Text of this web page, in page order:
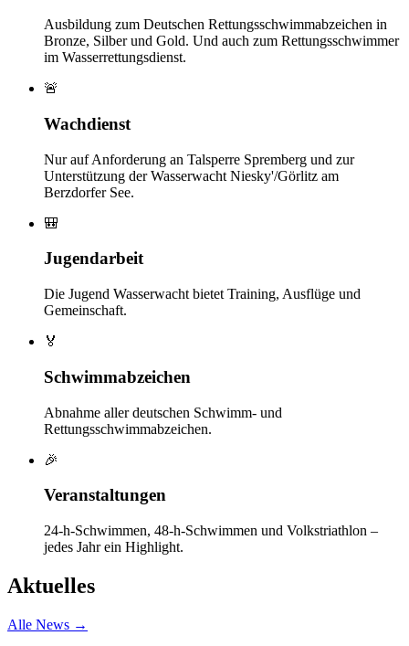
Ausbildung zum Deutschen Rettungsschwimmabzeichen in
Bronze, Silber und Gold. Und auch zum Rettungsschwimmer
im Wasserrettungsdienst.
🚨
Wachdienst
Nur auf Anforderung an Talsperre Spremberg und zur
Unterstützung der Wasserwacht Niesky'/Görlitz am
Berzdorfer See.
🎒
Jugendarbeit
Die Jugend Wasserwacht bietet Training, Ausflüge und
Gemeinschaft.
🏅
Schwimmabzeichen
Abnahme aller deutschen Schwimm- und
Rettungsschwimmabzeichen.
🎉
Veranstaltungen
24-h-Schwimmen, 48-h-Schwimmen und Volkstriathlon –
jedes Jahr ein Highlight.
Aktuelles
Alle News →